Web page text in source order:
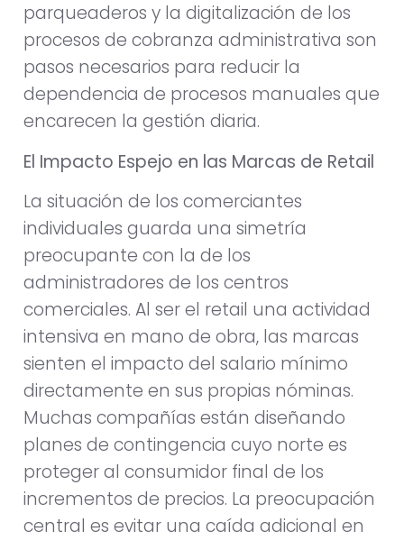
parqueaderos y la digitalización de los
procesos de cobranza administrativa son
pasos necesarios para reducir la
dependencia de procesos manuales que
encarecen la gestión diaria.
El Impacto Espejo en las Marcas de Retail
La situación de los comerciantes
individuales guarda una simetría
preocupante con la de los
administradores de los centros
comerciales. Al ser el retail una actividad
intensiva en mano de obra, las marcas
sienten el impacto del salario mínimo
directamente en sus propias nóminas.
Muchas compañías están diseñando
planes de contingencia cuyo norte es
proteger al consumidor final de los
incrementos de precios. La preocupación
central es evitar una caída adicional en